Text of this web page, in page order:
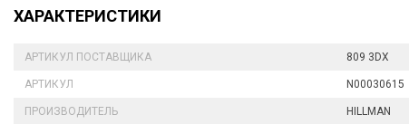
ХАРАКТЕРИСТИКИ
АРТИКУЛ ПОСТАВЩИКА 809 3DX
АРТИКУЛ N00030615
ПРОИЗВОДИТЕЛЬ HILLMAN